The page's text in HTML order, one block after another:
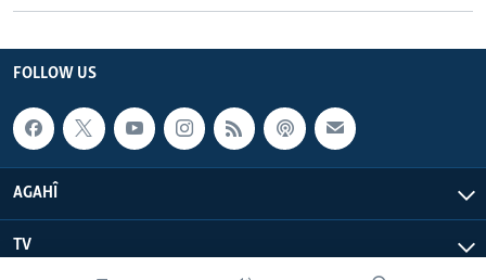
FOLLOW US
AGAHÎ
TV